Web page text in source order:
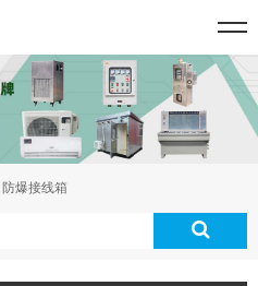
防爆接线箱